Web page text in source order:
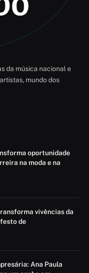
da música nacional e
mundo dos
oportunidade
na moda e na
vivências da
de
Ana Paula